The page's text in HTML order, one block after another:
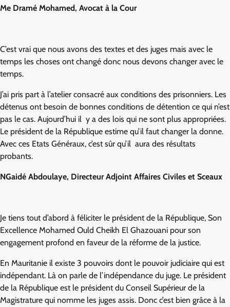
Me Dramé Mohamed, Avocat à la Cour
C’est vrai que nous avons des textes et des juges mais avec le
temps les choses ont changé donc nous devons changer avec le
temps.
J’ai pris part à l’atelier consacré aux conditions des prisonniers. Les
détenus ont besoin de bonnes conditions de détention ce qui n’est
pas le cas. Aujourd’hui il y a des lois qui ne sont plus appropriées.
Le président de la République estime qu’il faut changer la donne.
Avec ces Etats Généraux, c’est sûr qu’il aura des résultats
probants.
NGaidé Abdoulaye, Directeur Adjoint Affaires Civiles et Sceaux
Je tiens tout d’abord à féliciter le président de la République, Son
Excellence Mohamed Ould Cheikh El Ghazouani pour son
engagement profond en faveur de la réforme de la justice.
En Mauritanie il existe 3 pouvoirs dont le pouvoir judiciaire qui est
indépendant. Là on parle de l’indépendance du juge. Le président
de la République est le président du Conseil Supérieur de la
Magistrature qui nomme les juges assis. Donc c’est bien grâce à la